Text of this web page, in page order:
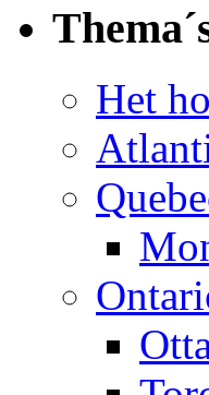
Het